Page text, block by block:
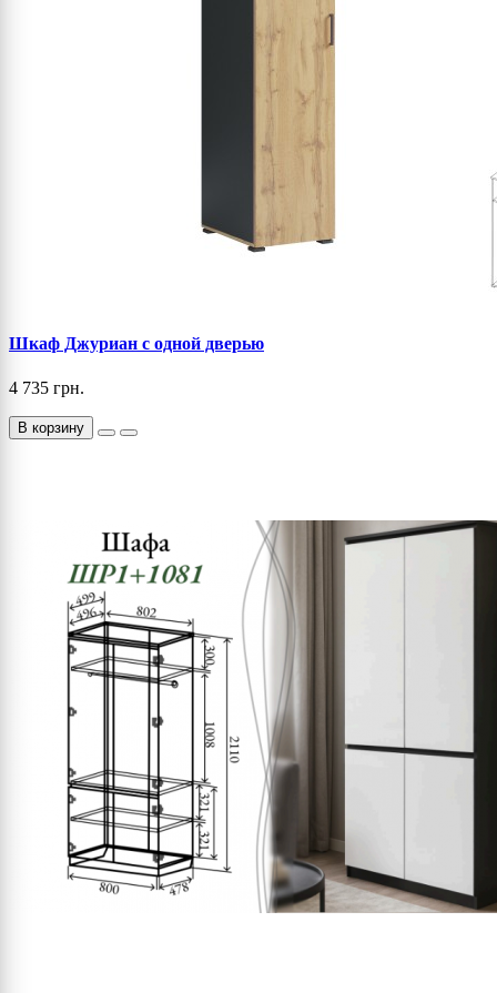
Шкаф Джуриан с одной дверью
4 735 грн.
В корзину